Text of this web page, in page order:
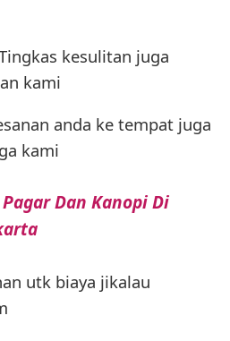
kesulitan juga
kami
anda ke tempat juga
kami
Pagar Dan Kanopi Di
utk biaya jikalau